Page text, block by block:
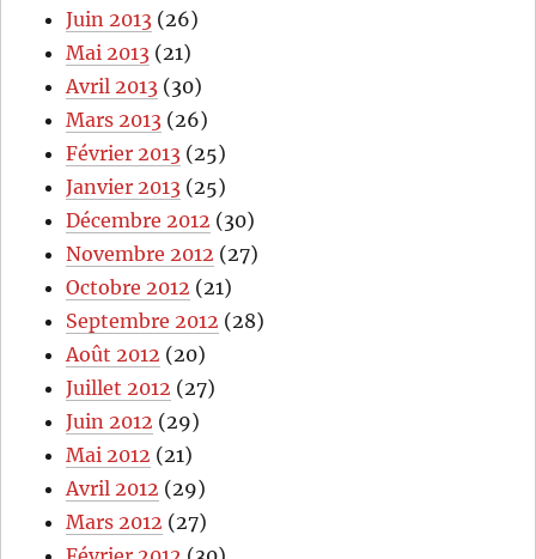
Juin 2013 (26)
Mai 2013 (21)
Avril 2013 (30)
Mars 2013 (26)
Février 2013 (25)
Janvier 2013 (25)
Décembre 2012 (30)
Novembre 2012 (27)
Octobre 2012 (21)
Septembre 2012 (28)
Août 2012 (20)
Juillet 2012 (27)
Juin 2012 (29)
Mai 2012 (21)
Avril 2012 (29)
Mars 2012 (27)